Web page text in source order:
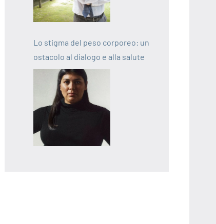
Lo stigma del peso corporeo: un
ostacolo al dialogo e alla salute